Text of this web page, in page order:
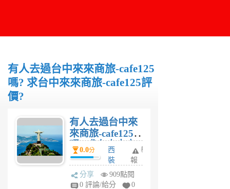
有人去過台中來來商旅-cafe125
嗎? 求台中來來商旅-cafe125評
價?
有人去過台中來
來商旅-cafe125
嗎? 求台中來來
商旅-cafe125評
價?
0.0分
西
裝
6
年
舉
報
分享
909點閱
0 評論/給分
0